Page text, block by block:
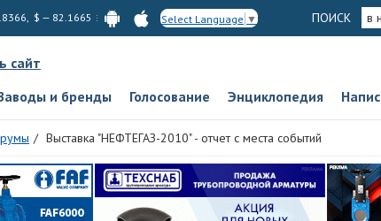
$ — 82.1665 Select Language ▼ ПОИСК в
сайт
и бренды Голосование Энциклопедия
Выставка "НЕФТЕГАЗ-2010" - отчет с места событий